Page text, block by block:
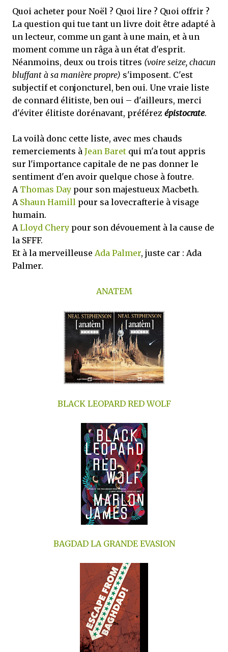
Quoi acheter pour Noël ? Quoi lire ? Quoi offrir ?
La question qui tue tant un livre doit être adapté à
un lecteur, comme un gant à une main, et à un
moment comme un râga à un état d'esprit.
Néanmoins, deux ou trois titres (voire seize, chacun
bluffant à sa manière propre) s'imposent. C'est
subjectif et conjoncturel, ben oui. Une vraie liste
de connard élitiste, ben oui – d'ailleurs, merci
d'éviter élitiste dorénavant, préférez épistocrate.
La voilà donc cette liste, avec mes chauds
remerciements à Jean Baret qui m'a tout appris
sur l'importance capitale de ne pas donner le
sentiment d'en avoir quelque chose à foutre.
A Thomas Day pour son majestueux Macbeth.
A Shaun Hamill pour sa lovecrafterie à visage
humain.
ALloyd Chery pour son dévouement à la cause de
la SFFF.
Et à la merveilleuse Ada Palmer, juste car : Ada
Palmer.
ANATEM
BLACK LEOPARD RED WOLF
BAGDAD LA GRANDE EVASION